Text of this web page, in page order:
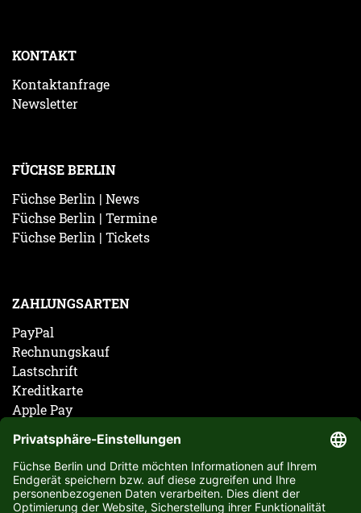
KONTAKT
Kontaktanfrage
Newsletter
FÜCHSE BERLIN
Füchse Berlin | News
Füchse Berlin | Termine
Füchse Berlin | Tickets
ZAHLUNGSARTEN
PayPal
Rechnungskauf
Lastschrift
Kreditkarte
Apple Pay
ABONNIERE JETZT DEN KOSTENLOSEN FÜCHSE
BERLIN NEWSLETTER UND VERPASSE KEINE